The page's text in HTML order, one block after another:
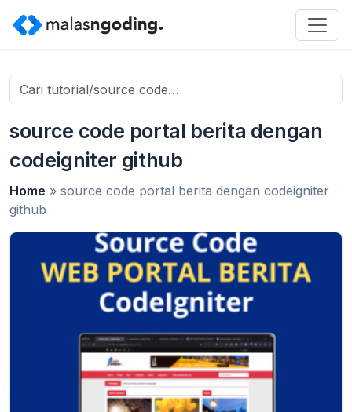
Search
for:
source code portal berita dengan
codeigniter github
Home » source code portal berita dengan codeigniter
github